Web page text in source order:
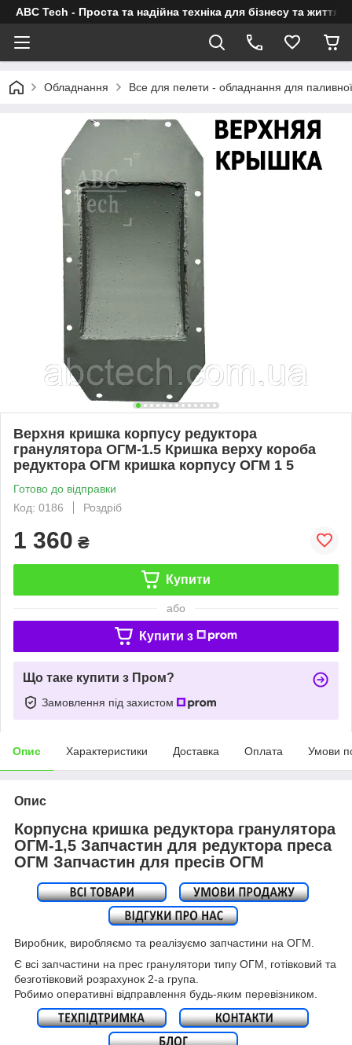
ABC Tech - Проста та надійна техніка для бізнесу та життя
Обладнання Все для пелети - обладнання для
Верхня кришка корпусу редуктора
гранулятора ОГМ-1.5 Кришка верху короба
редуктора ОГМ кришка корпусу ОГМ 1 5
Готово до відправки
Код: 0186
Роздріб
1 360 ₴
Купити
або
Купити з
Що таке купити з Пром?
Замовлення під захистом
Опис Характеристики Доставка Оплата Умови
Опис
Корпусна кришка редуктора гранулятора
ОГМ-1,5 Запчастин для редуктора преса
ОГМ Запчастин для пресів ОГМ
Виробник, виробляємо та реалізуємо запчастини на ОГМ.
Є всі запчастини на прес гранулятори типу ОГМ, готівковий та
безготівковий розрахунок 2-а група.
Робимо оперативні відправлення будь-яким перевізником.